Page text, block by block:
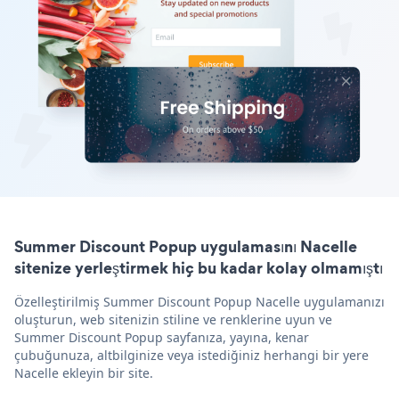
Summer Discount Popup uygulamasını Nacelle
sitenize yerleştirmek hiç bu kadar kolay olmamıştı
Özelleştirilmiş Summer Discount Popup Nacelle uygulamanızı
oluşturun, web sitenizin stiline ve renklerine uyun ve
Summer Discount Popup sayfanıza, yayına, kenar
çubuğunuza, altbilginize veya istediğiniz herhangi bir yere
Nacelle ekleyin bir site.